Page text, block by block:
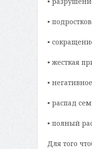
•
•
• жесткая
•
• распад
• полный
Для того